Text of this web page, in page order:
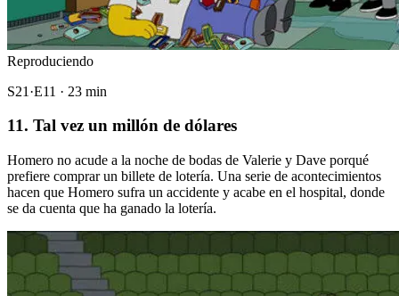
Reproduciendo
S21·E11 · 23 min
11. Tal vez un millón de dólares
Homero no acude a la noche de bodas de Valerie y Dave porqué
prefiere comprar un billete de lotería. Una serie de acontecimientos
hacen que Homero sufra un accidente y acabe en el hospital, donde
se da cuenta que ha ganado la lotería.